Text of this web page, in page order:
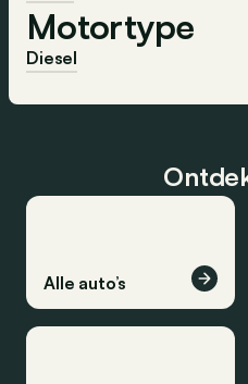
Motortype
Diesel
Alle auto’s